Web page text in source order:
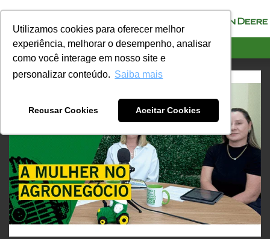
Utilizamos cookies para oferecer melhor
experiência, melhorar o desempenho, analisar
como você interage em nosso site e
personalizar conteúdo. Saiba mais
Recusar Cookies Aceitar Cookies
menu
Ciarama Máquinas Eldorado